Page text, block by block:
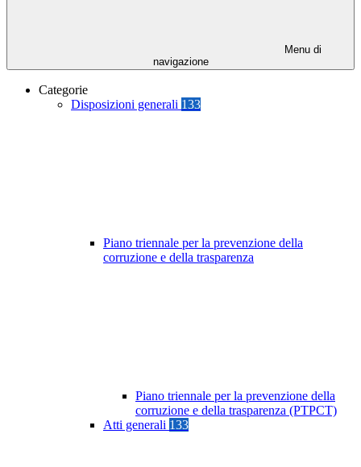
Menu di
navigazione
Categorie
Disposizioni generali 133
Piano triennale per la prevenzione della
corruzione e della trasparenza
Piano triennale per la prevenzione della
corruzione e della trasparenza (PTPCT)
Atti generali 133